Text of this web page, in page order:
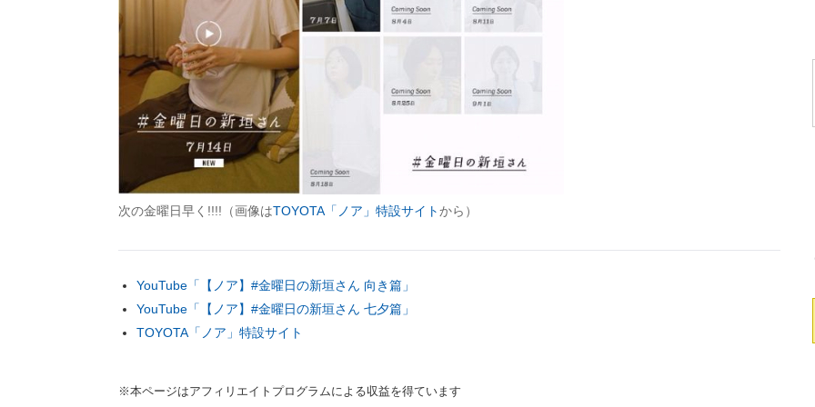
次の金曜日早く!!!!（画像はTOYOTA「ノア」特設サイトから）
YouTube「【ノア】#金曜日の新垣さん 向き篇」
YouTube「【ノア】#金曜日の新垣さん 七夕篇」
TOYOTA「ノア」特設サイト
※本ページはアフィリエイトプログラムによる収益を得ています